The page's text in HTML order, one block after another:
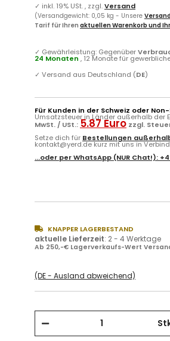
✓ inkl. 19% USt. , zzgl.Versand
(Versandgewicht: 0,05 kg - Unsere
Tarif für Ihren aktuellen Warenkorb und
✓ Gewährleistung: Gegenüber
24 Monaten , 12 Monate für
✓ Versand aus Deutschland (DE)
Für Kunden in der Schweiz oder Non-
Umsatzsteuer in Länder außerhalb der
MwSt. / USt.: 5.87 Euro zzgl.
Setze dich für Bestellungen
kontakt@yerd.de kurz mit uns in
...oder perWhatsApp (NUR Chat!):
KNAPPER LAGERBESTAND
aktuelle Lieferzeit: 2 - 4 Werktage
Ab 250,-€ Lagerverkaufs-Wert
(DE - Ausland abweichend)